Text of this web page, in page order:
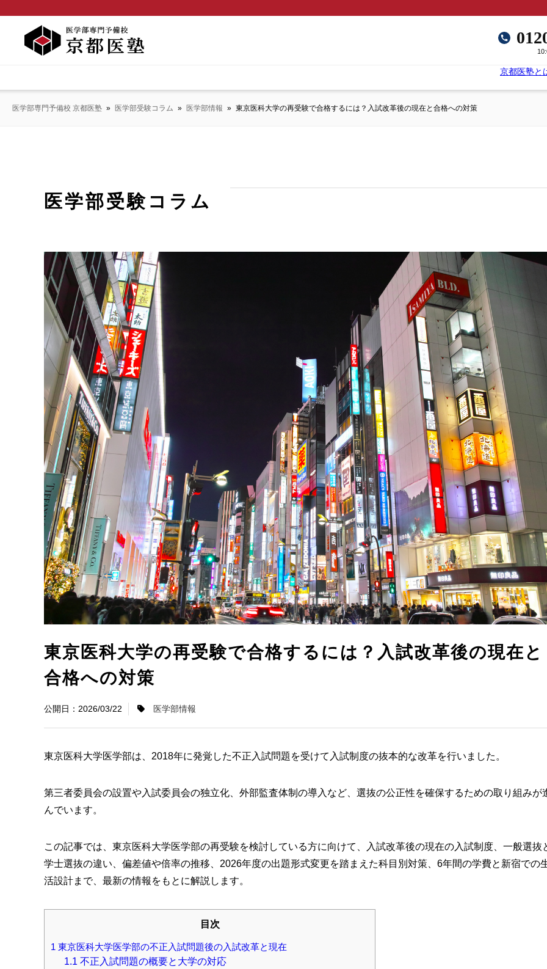
京都医塾と
医学部専門予備校 京都医塾 » 医学部受験コラム » 医学部情報 » 東京医科大学の再受験で合格するには？入試改革後の現在と合格への対策
医学部受験コラム
東京医科大学の再受験で合格するには？入試改革後の現在と
合格への対策
2026/03/22 医学部情報
東京医科大学医学部は、2018年に発覚した不正入試問題を受けて入試制度の抜本的な改革を行いました。
第三者委員会の設置や入試委員会の独立化、外部監査体制の導入など、選抜の公正性を確保するための取り組みが
んでいます。
この記事では、東京医科大学医学部の再受験を検討している方に向けて、入試改革後の現在の入試制度、一般選抜
学士選抜の違い、偏差値や倍率の推移、2026年度の出題形式変更を踏まえた科目別対策、6年間の学費と新宿での
活設計まで、最新の情報をもとに解説します。
目次
1 東京医科大学医学部の不正入試問題後の入試改革と現在
1.1 不正入試問題の概要と大学の対応